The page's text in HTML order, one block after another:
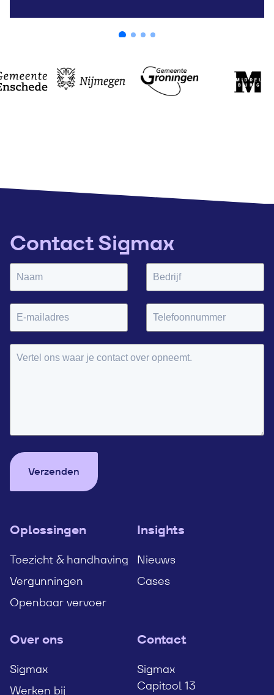
Contact Sigmax
Verzenden
Oplossingen
Toezicht & handhaving
Vergunningen
Openbaar vervoer
Insights
Nieuws
Cases
Over ons
Sigmax
Werken bij
Contact
Sigmax
Capitool 13